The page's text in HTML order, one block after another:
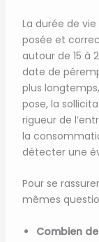
La durée de
posée et
autour de 15 à
date de
plus
pose, la
rigueur de
la
détecter une
Pour se
mêmes
Combien